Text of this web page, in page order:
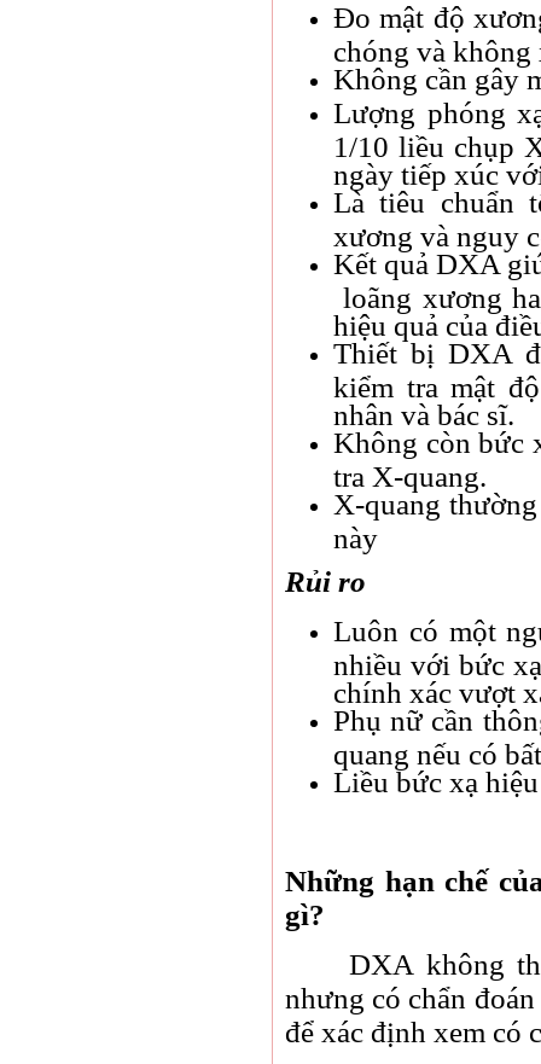
Đo mật độ
chóng và không
Không cần gây
Lượng phóng
1/10 liều chụp
ngày tiếp xúc
Là tiêu chuẩn
xương và nguy
Kết quả DXA
loãng xương
hiệu quả của
Thiết bị DXA
kiểm tra mật
nhân và bác sĩ.
Không còn bức
tra X-quang.
X-quang
này
Rủi ro
Luôn có một
nhiều với bức
chính xác vượt
Phụ nữ cần
quang nếu có
Liều bức xạ
Những hạn chế
gì?
DXA không thể
nhưng có chẩn
để xác định xem có